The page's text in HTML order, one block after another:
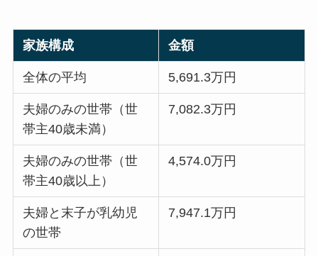
家族構成 金額
全体の平均 5,691.3万円
夫婦のみの世帯（世
帯主40歳未満）
7,082.3万円
夫婦のみの世帯（世
帯主40歳以上）
4,574.0万円
夫婦と末子が乳幼児
の世帯
7,947.1万円